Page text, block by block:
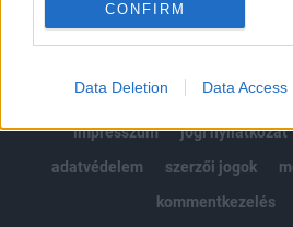
CONFIRM
Data Deletion Data Access
© 2026 Portfolio
impresszum
jogi nyilatkozat
adatvédelem
szerzői jogok
kommentkezelés